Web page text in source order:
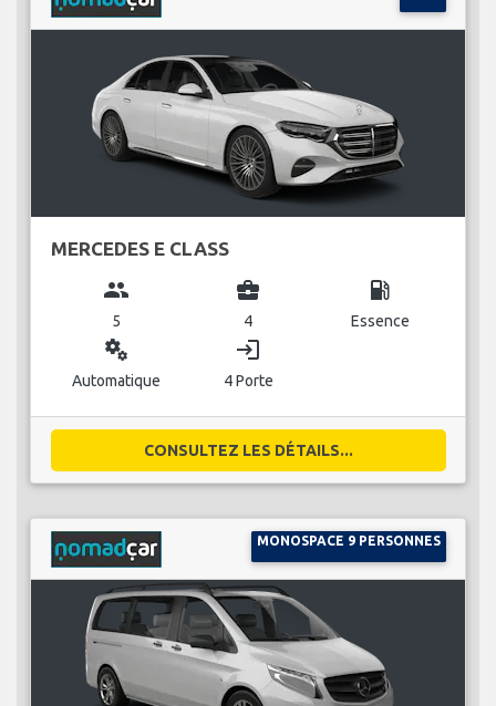
MERCEDES E CLASS
group
5
business_center
4
local_gas_station
Essence
miscellaneous_services
Automatique
login
4 Porte
CONSULTEZ LES DÉTAILS...
MONOSPACE 9 PERSONNES